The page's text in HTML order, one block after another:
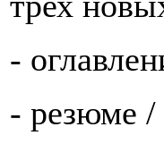
-
- резюме /